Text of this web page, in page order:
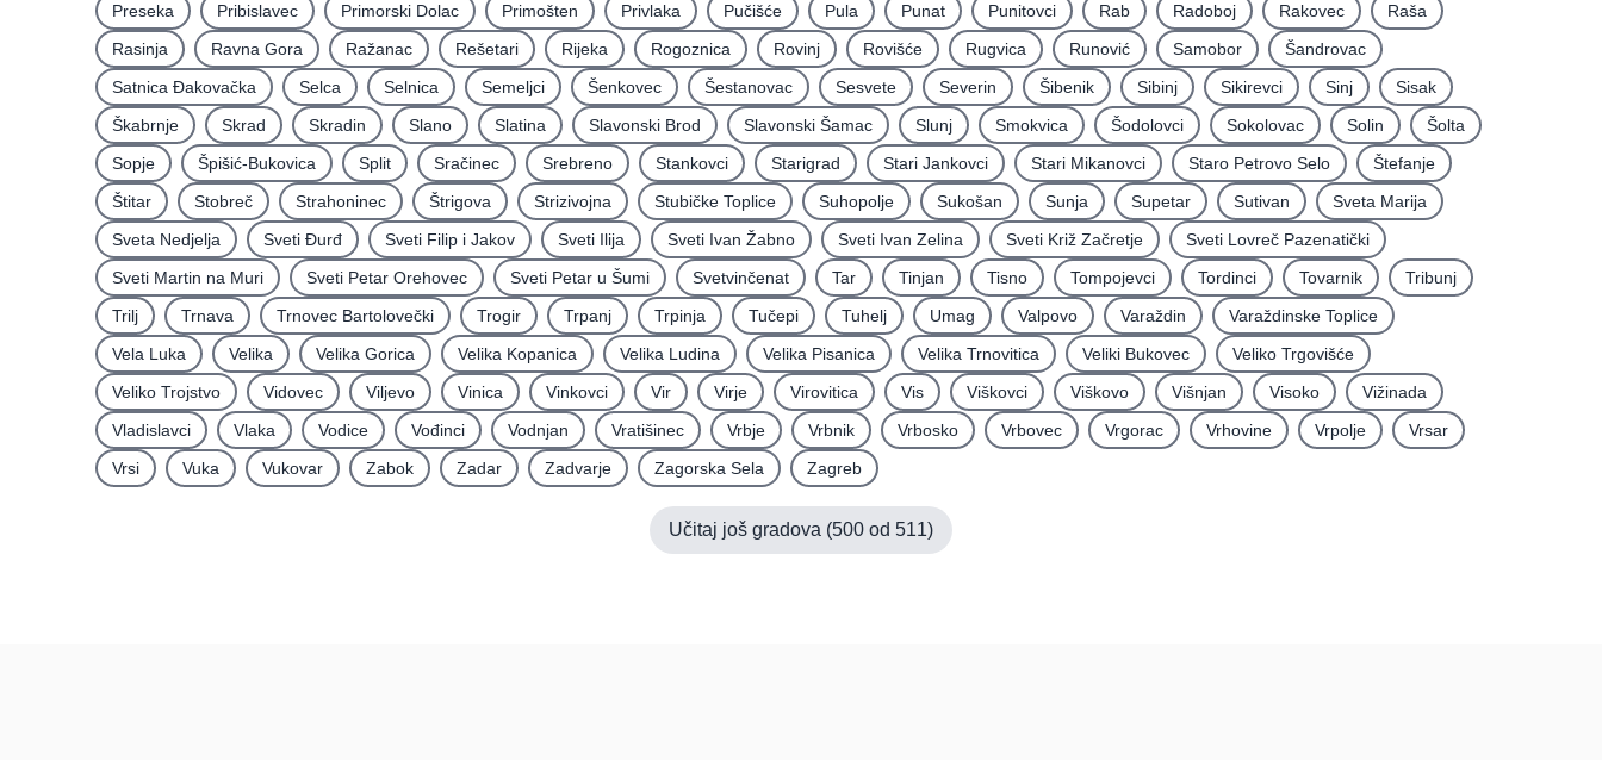
Preseka
Pribislavec Primorski Dolac Primošten Privlaka Pučišće Pula Punat Punitovci Rab Radoboj Rakovec
Raša
Rasinja
Ravna Gora Ražanac Rešetari Rijeka Rogoznica Rovinj Rovišće Rugvica Runović Samobor
Šandrovac
Satnica Ðakovačka
Selca Selnica Semeljci Šenkovec Šestanovac Sesvete Severin Šibenik Sibinj Sikirevci Sinj
Sisak
Škabrnje
Skrad Skradin Slano Slatina Slavonski Brod Slavonski Šamac Slunj Smokvica Šodolovci Sokolovac Solin
Šolta
Sopje
Špišić-Bukovica Split Sračinec Srebreno Stankovci Starigrad Stari Jankovci Stari Mikanovci Staro Petrovo Selo
Štefanje
Štitar
Stobreč Strahoninec Štrigova Strizivojna Stubičke Toplice Suhopolje Sukošan Sunja Supetar Sutivan
Sveta Marija
Sveta Nedjelja
Sveti Ðurđ Sveti Filip i Jakov Sveti Ilija Sveti Ivan Žabno Sveti Ivan Zelina Sveti Križ Začretje
Sveti Lovreč Pazenatički
Sveti Martin na Muri
Sveti Petar Orehovec Sveti Petar u Šumi Svetvinčenat Tar Tinjan Tisno Tompojevci Tordinci Tovarnik
Tribunj
Trilj
Trnava Trnovec Bartolovečki Trogir Trpanj Trpinja Tučepi Tuhelj Umag Valpovo Varaždin
Varaždinske Toplice
Vela Luka
Velika Velika Gorica Velika Kopanica Velika Ludina Velika Pisanica Velika Trnovitica Veliki Bukovec
Veliko Trgovišće
Veliko Trojstvo
Vidovec Viljevo Vinica Vinkovci Vir Virje Virovitica Vis Viškovci Viškovo Višnjan Visoko
Vižinada
Vladislavci
Vlaka Vodice Vođinci Vodnjan Vratišinec Vrbje Vrbnik Vrbosko Vrbovec Vrgorac Vrhovine Vrpolje
Vrsar
Vrsi
Vuka Vukovar Zabok Zadar Zadvarje Zagorska Sela Zagreb
Učitaj još gradova (500 od 511)